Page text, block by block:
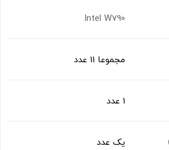
Intel W790
مجموعا 11 عدد
1 عدد
یک عدد